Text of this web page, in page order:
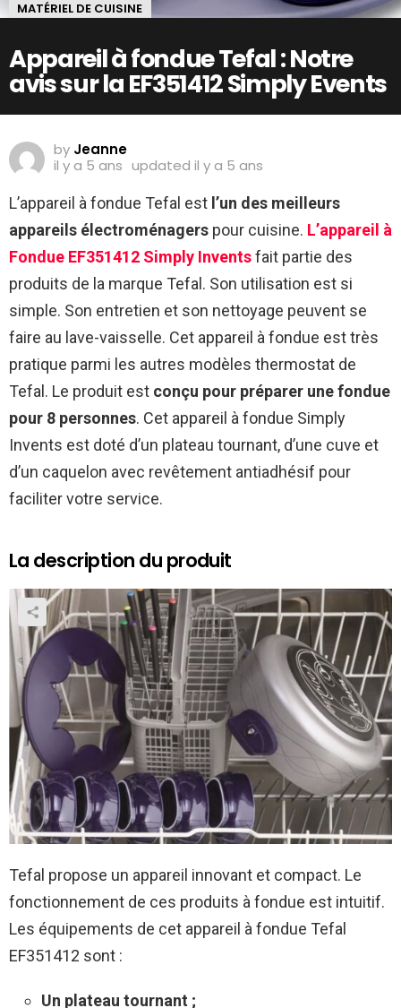
MATÉRIEL DE CUISINE
Appareil à fondue Tefal : Notre
avis sur la EF351412 Simply Events
by Jeanne
il y a 5 ans updated il y a 5 ans
L’appareil à fondue Tefal est l’un des meilleurs
appareils électroménagers pour cuisine. L’appareil à
Fondue EF351412 Simply Inventsfait partie des
produits de la marque Tefal. Son utilisation est si
simple. Son entretien et son nettoyage peuvent se
faire au lave-vaisselle. Cet appareil à fondue est très
pratique parmi les autres modèles thermostat de
Tefal. Le produit est conçu pour préparer une fondue
pour 8 personnes. Cet appareil à fondue Simply
Invents est doté d’un plateau tournant, d’une cuve et
d’un caquelon avec revêtement antiadhésif pour
faciliter votre service.
La description du produit
Tefal propose un appareil innovant et compact. Le
fonctionnement de ces produits à fondue est intuitif.
Les équipements de cet appareil à fondue Tefal
EF351412 sont :
Un plateau tournant ;